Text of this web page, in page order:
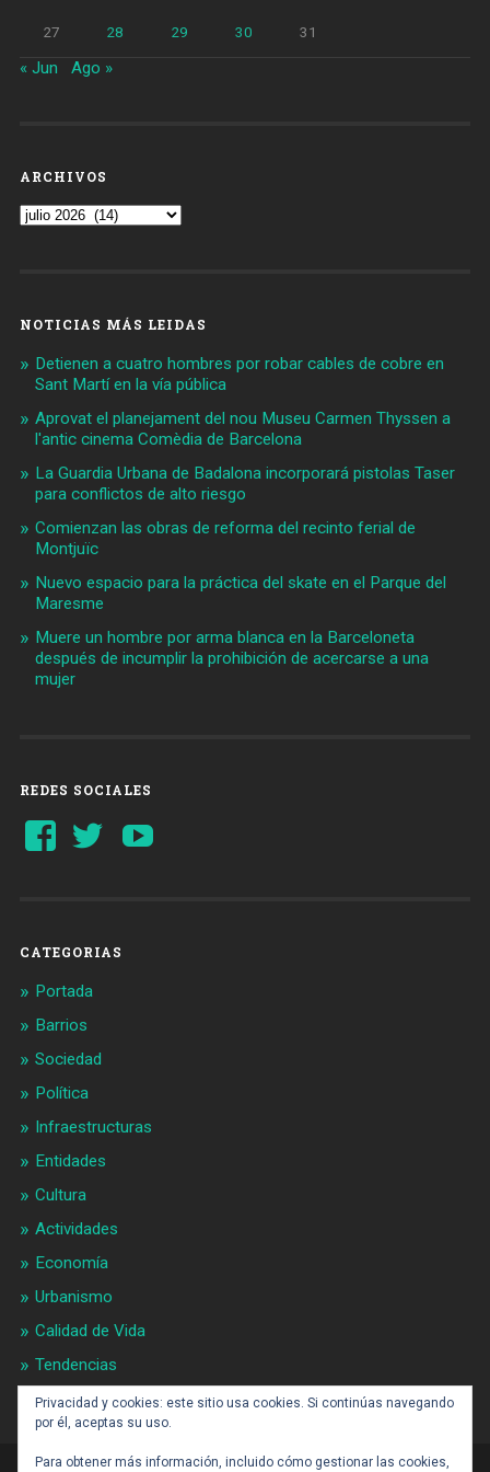
27 28 29 30 31
« Jun Ago »
ARCHIVOS
Archivos
NOTICIAS MÁS LEIDAS
Detienen a cuatro hombres por robar cables de cobre en
Sant Martí en la vía pública
Aprovat el planejament del nou Museu Carmen Thyssen a
l'antic cinema Comèdia de Barcelona
La Guardia Urbana de Badalona incorporará pistolas Taser
para conflictos de alto riesgo
Comienzan las obras de reforma del recinto ferial de
Montjuïc
Nuevo espacio para la práctica del skate en el Parque del
Maresme
Muere un hombre por arma blanca en la Barceloneta
después de incumplir la prohibición de acercarse a una
mujer
REDES SOCIALES
Ver
perfil
Ver
perfil
CATEGORIAS
Portada
Barrios
Sociedad
Política
Infraestructuras
Entidades
Cultura
Actividades
Economía
Urbanismo
Calidad de Vida
Tendencias
Gran BCN
Privacidad y cookies: este sitio usa cookies. Si continúas navegando
por él, aceptas su uso.
Para obtener más información, incluido cómo gestionar las cookies,